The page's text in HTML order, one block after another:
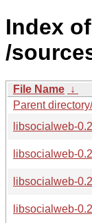
Index of
/
File Name ↓
Parent directory/
libsocialweb-
libsocialweb-
libsocialweb-
libsocialweb-